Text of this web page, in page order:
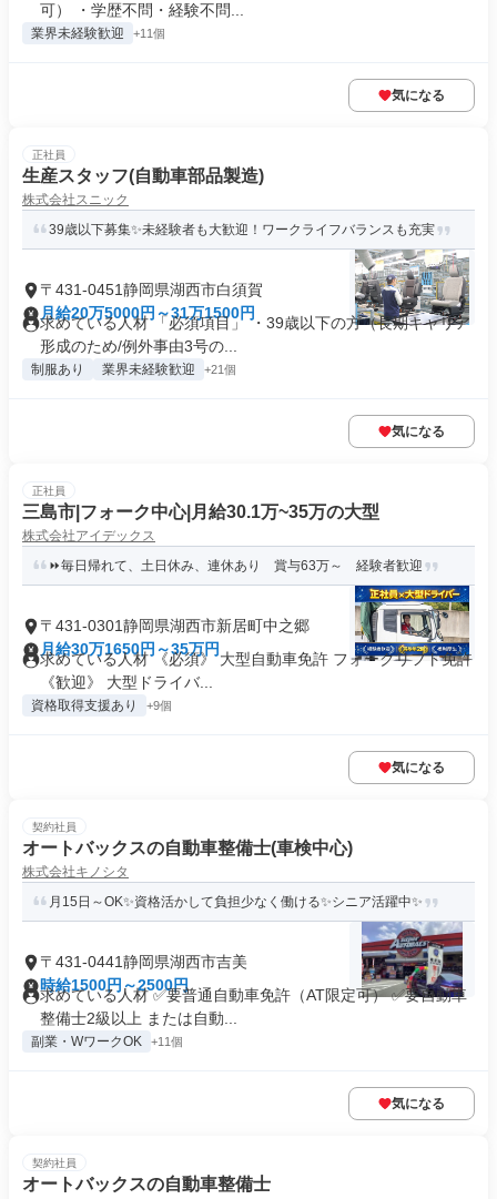
可） ・学歴不問・経験不問...
業界未経験歓迎 +11個
気になる
正社員
生産スタッフ(自動車部品製造)
株式会社スニック
39歳以下募集✨未経験者も大歓迎！ワークライフバランスも充実
〒431-0451静岡県湖西市白須賀
月給20万5000円～31万1500円
求めている人材 「必須項目」 ・39歳以下の方（長期キャリア
形成のため/例外事由3号の...
制服あり 業界未経験歓迎 +21個
気になる
正社員
三島市|フォーク中心|月給30.1万~35万の大型
株式会社アイデックス
⏩毎日帰れて、土日休み、連休あり 賞与63万～ 経験者歓迎
〒431-0301静岡県湖西市新居町中之郷
月給30万1650円～35万円
求めている人材 《必須》 大型自動車免許 フォークリフト免許
《歓迎》 大型ドライバ...
資格取得支援あり +9個
気になる
契約社員
オートバックスの自動車整備士(車検中心)
株式会社キノシタ
月15日～OK✨資格活かして負担少なく働ける✨シニア活躍中✨
〒431-0441静岡県湖西市吉美
時給1500円～2500円
求めている人材 ✅要普通自動車免許（AT限定可） ✅要自動車
整備士2級以上 または自動...
副業・WワークOK +11個
気になる
契約社員
オートバックスの自動車整備士